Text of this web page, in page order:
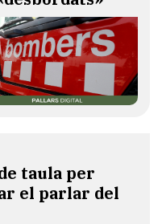
taula per
el parlar del